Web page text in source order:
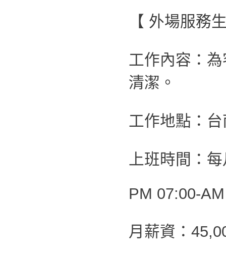
【 外場服務
工作內容：
清潔。
工作地點：
上班時間：
PM 07:00-
月薪資：